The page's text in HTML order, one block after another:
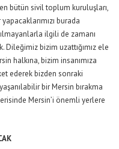
bütün sivil toplum kuruluşları,
burada
ilgili de zamanı
bizim uzattığımız ele
halkına, bizim insanımıza
ederek bizden sonraki
bir Mersin bırakma
Mersin’i önemli yerlere